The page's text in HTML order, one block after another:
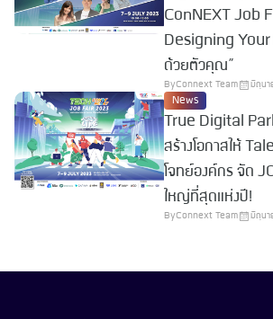
ConNEXT Job
Designing
ด้วยตัวคุณ”
ByConnext Team มิถุนา
News
True Digital
สร้างโอกาสให้
โจทย์องค์กร จัด
ใหญ่ที่สุดแห่งปี!
ByConnext Team มิถุนา